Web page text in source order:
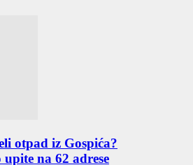
otpad iz Gospića?
na 62 adrese